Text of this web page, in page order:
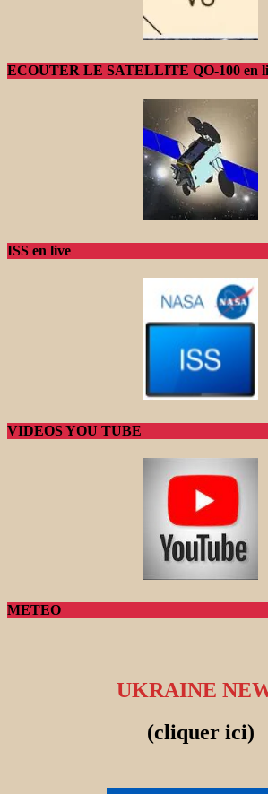
ECOUTER LE SATELLITE QO-100 en
ISS en live
VIDEOS YOU TUBE
METEO
UKRAINE
(cliquer ici)